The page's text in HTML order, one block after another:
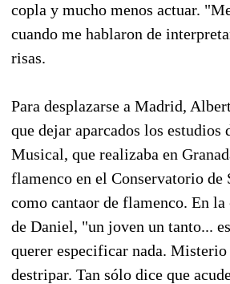
copla y mucho menos actuar.
cuando me hablaron de
risas.
Para desplazarse a Madrid,
que dejar aparcados los estudios
Musical, que realizaba en
flamenco en el Conservatorio de
como cantaor de flamenco. En la
de Daniel, "un joven un tanto...
querer especificar nada. Misterio
destripar. Tan sólo dice que